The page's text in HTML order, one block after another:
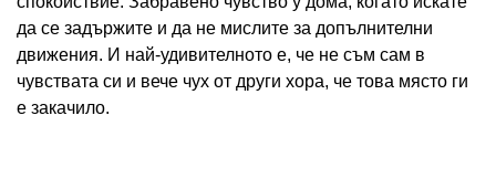
да се задържите и да не мислите за допълнителни
движения. И най-удивителното е, че не съм сам в
чувствата си и вече чух от други хора, че това място ги
е закачило.